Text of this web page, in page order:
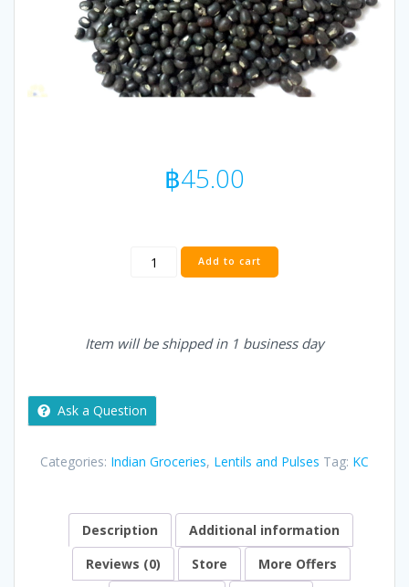
฿45.00
KC
BLACK
URAD
kg
Add to cart
Item will be shipped in 1 business day
Ask a Question
Categories: Indian Groceries, Lentils and Pulses Tag: KC
Description
Additional information
Reviews (0)
Store
More Offers